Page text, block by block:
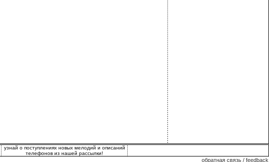
узнай о поступлениях новых мелодий и описаний
телефонов из нашей рассылки!
обратная связь / feedback